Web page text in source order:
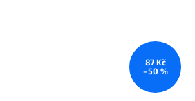
87 Kč
–50 %